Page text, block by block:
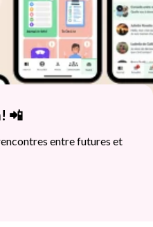
📲
entre futures et